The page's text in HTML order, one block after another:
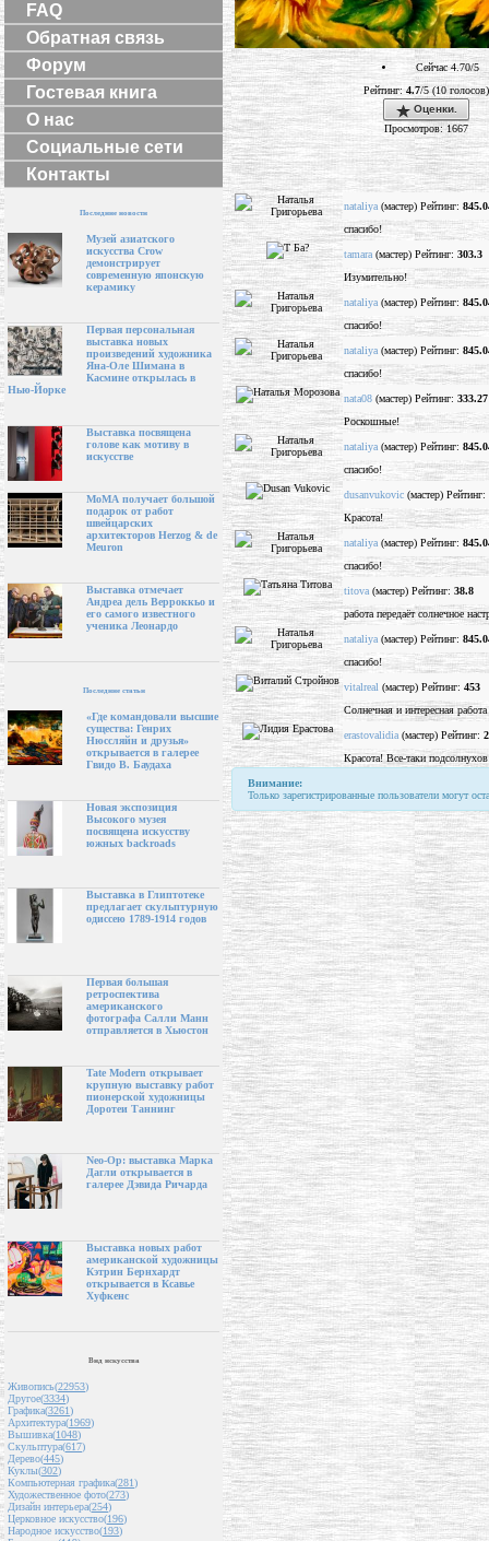
FAQ
Обратная связь
Форум
Гостевая книга
О нас
Социальные сети
Контакты
Последние новости
Музей азиатского
искусства Crow
демонстрирует
современную японскую
керамику
Первая персональная
выставка новых
произведений художника
Яна-Оле Шимана в
Касмине открылась в
Нью-Йорке
Выставка посвящена
голове как мотиву в
искусстве
МоМА получает большой
подарок от работ
швейцарских
архитекторов Herzog & de
Meuron
Выставка отмечает
Андреа дель Верроккьо и
его самого известного
ученика Леонардо
Последние статьи
«Где командовали высшие
существа: Генрих
Нюссляйн и друзья»
открывается в галерее
Гвидо В. Баудаха
Новая экспозиция
Высокого музея
посвящена искусству
южных backroads
Выставка в Глиптотеке
предлагает скульптурную
одиссею 1789-1914 годов
Первая большая
ретроспектива
американского
фотографа Салли Манн
отправляется в Хьюстон
Tate Modern открывает
крупную выставку работ
пионерской художницы
Доротеи Таннинг
Neo-Op: выставка Марка
Дагли открывается в
галерее Дэвида Ричарда
Выставка новых работ
американской художницы
Кэтрин Бернхардт
открывается в Ксавье
Хуфкенс
Вид искусства
Живопись(22953)
Другое(3334)
Графика(3261)
Архитектура(1969)
Вышивка(1048)
Скульптура(617)
Дерево(445)
Куклы(302)
Компьютерная графика(281)
Художественное фото(273)
Дизайн интерьера(254)
Церковное искусство(196)
Народное искусство(193)
Сейчас 4.70/5
Рейтинг: 4.7/5 (10 голосов)
Оценки.
Просмотров: 1667
nataliya (мастер) Рейтинг:
спасибо!
tamara (мастер) Рейтинг: 303.3
Изумительно!
nataliya (мастер) Рейтинг:
спасибо!
nataliya (мастер) Рейтинг:
спасибо!
nata08 (мастер) Рейтинг: 333.27
Роскошные!
nataliya (мастер) Рейтинг:
спасибо!
dusanvukovic (мастер) Рейтинг:
Красота!
nataliya (мастер) Рейтинг:
спасибо!
titova (мастер) Рейтинг: 38.8
работа передаёт солнечное
nataliya (мастер) Рейтинг:
спасибо!
vitalreal (мастер) Рейтинг: 453
Солнечная и интересная
erastovalidia (мастер) Рейтинг:
Красота! Все-таки
Внимание:
Только зарегистрированные пользователи могут